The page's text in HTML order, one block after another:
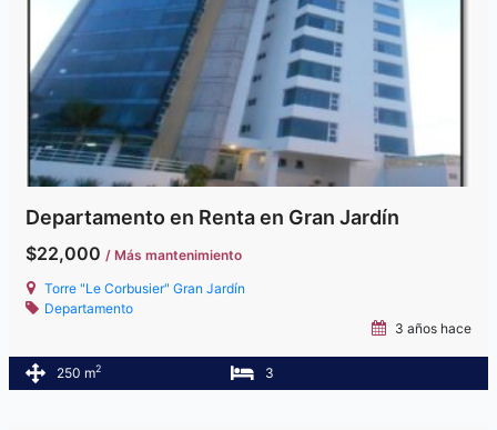
Departamento en Renta en Gran Jardín
$22,000 / Más mantenimiento
Torre "Le Corbusier" Gran Jardín
Departamento
3 años hace
250 m2 3